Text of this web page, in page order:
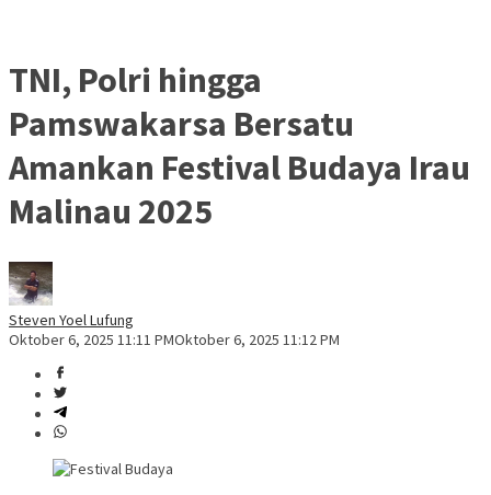
TNI, Polri hingga
Pamswakarsa Bersatu
Amankan Festival Budaya Irau
Malinau 2025
Steven Yoel Lufung
Oktober 6, 2025 11:11 PMOktober 6, 2025 11:12 PM